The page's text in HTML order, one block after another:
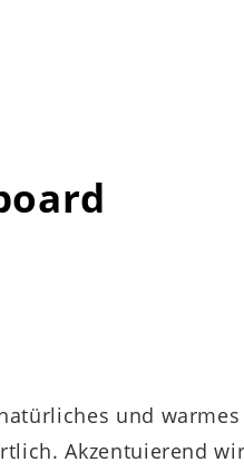
und
Akzentuierend